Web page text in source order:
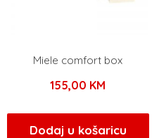
Miele comfort box
155,00 KM
Dodaj u košaricu